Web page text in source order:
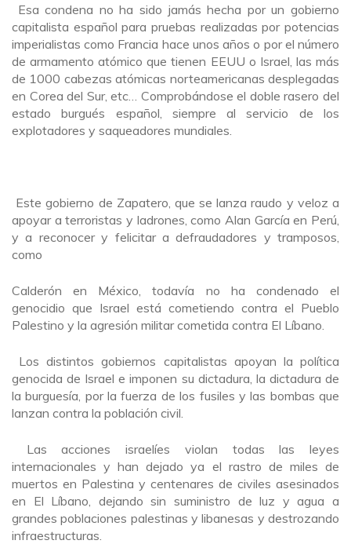
Esa condena no ha sido jamás hecha por un gobierno
capitalista español para pruebas realizadas por potencias
imperialistas como Francia hace unos años o por el número
de armamento atómico que tienen EEUU o Israel, las más
de 1000 cabezas atómicas norteamericanas desplegadas
en Corea del Sur, etc… Comprobándose el doble rasero del
estado burgués español, siempre al servicio de los
explotadores y saqueadores mundiales.
Este gobierno de Zapatero, que se lanza raudo y veloz a
apoyar a terroristas y ladrones, como Alan García en Perú,
y a reconocer y felicitar a defraudadores y tramposos,
como
Calderón en México, todavía no ha condenado el
genocidio que Israel está cometiendo contra el Pueblo
Palestino y la agresión militar cometida contra El Líbano.
Los distintos gobiernos capitalistas apoyan la política
genocida de Israel e imponen su dictadura, la dictadura de
la burguesía, por la fuerza de los fusiles y las bombas que
lanzan contra la población civil.
Las acciones israelíes violan todas las leyes
internacionales y han dejado ya el rastro de miles de
muertos en Palestina y centenares de civiles asesinados
en El Líbano, dejando sin suministro de luz y agua a
grandes poblaciones palestinas y libanesas y destrozando
infraestructuras.